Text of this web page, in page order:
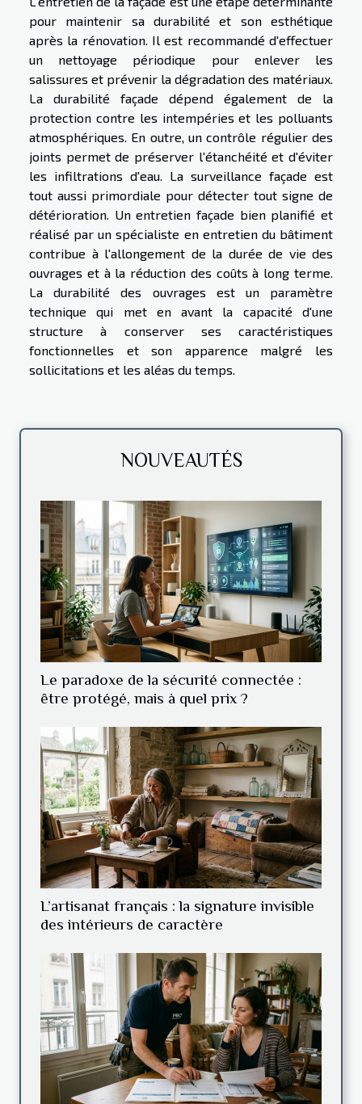
pour maintenir sa durabilité et son esthétique
après la rénovation. Il est recommandé d'effectuer
un nettoyage périodique pour enlever les
salissures et prévenir la dégradation des matériaux.
La durabilité façade dépend également de la
protection contre les intempéries et les polluants
atmosphériques. En outre, un contrôle régulier des
joints permet de préserver l'étanchéité et d'éviter
les infiltrations d'eau. La surveillance façade est
tout aussi primordiale pour détecter tout signe de
détérioration. Un entretien façade bien planifié et
réalisé par un spécialiste en entretien du bâtiment
contribue à l'allongement de la durée de vie des
ouvrages et à la réduction des coûts à long terme.
La durabilité des ouvrages est un paramètre
technique qui met en avant la capacité d'une
structure à conserver ses caractéristiques
fonctionnelles et son apparence malgré les
sollicitations et les aléas du temps.
NOUVEAUTÉS
Le paradoxe de la sécurité connectée :
être protégé, mais à quel prix ?
L’artisanat français : la signature invisible
des intérieurs de caractère